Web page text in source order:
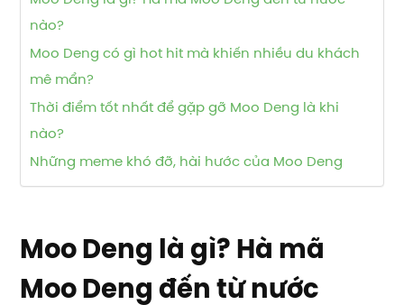
nào?
Moo Deng có gì hot hit mà khiến nhiều du khách
mê mẩn?
Thời điểm tốt nhất để gặp gỡ Moo Deng là khi
nào?
Những meme khó đỡ, hài hước của Moo Deng
Moo Deng là gì? Hà mã
Moo Deng đến từ nước